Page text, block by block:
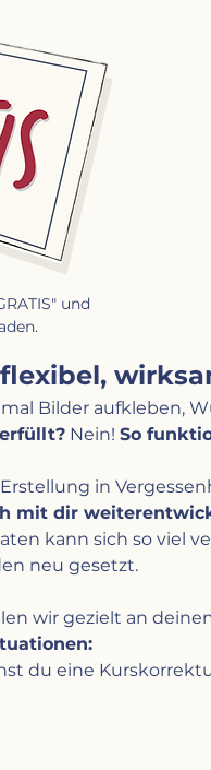
und
Bilder aufkleben,
Nein! So
in
mit dir
kann sich so viel
neu gesetzt.
wir gezielt an
du eine